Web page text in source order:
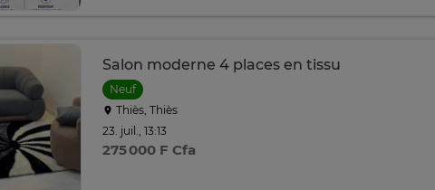
Salon moderne 4 places en tissu
Neuf
Thiès, Thiès
23. juil., 13:13
275 000 F Cfa